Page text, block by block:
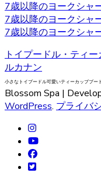
も人気の一つです。
を行い、長い被毛を
ヨークシャーテリア
相談下さい。
2020.9.18
ベベドールはヨーク
い主様へお引き渡す
てワンちゃんと過ご
だきます。ヨークシ
は、ウェブサイトの
の可愛さを是非見て
7歳以降のヨークシャ
7歳以降のヨークシャ
7歳以降のヨークシャ
トイプードル・ティ
ルカナン
小さなトイプードル可愛いティーカッププー
Blossom Spa |
WordPress. プライバ